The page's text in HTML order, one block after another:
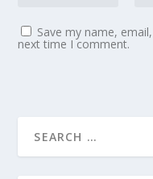
Save my name,
next time I comment.